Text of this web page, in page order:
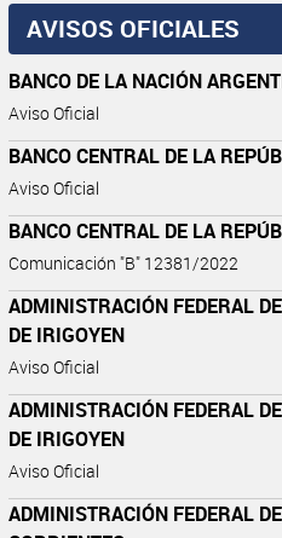
AVISOS OFICIALES
BANCO DE LA NACIÓN
Aviso Oficial
BANCO CENTRAL DE LA
Aviso Oficial
BANCO CENTRAL DE LA
Comunicación "B" 12381/2022
ADMINISTRACIÓN FEDERAL
DE IRIGOYEN
Aviso Oficial
ADMINISTRACIÓN FEDERAL
DE IRIGOYEN
Aviso Oficial
ADMINISTRACIÓN FEDERAL